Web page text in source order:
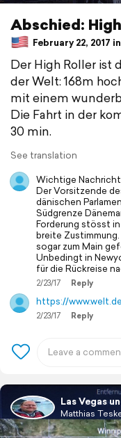
Abschied:
February 22, 2017
Der High Roller ist
der Welt: 168m
mit einem
Die Fahrt in der
30 min.
See translation
Wichtige Nachricht
Der Vorsitzende
dänischen
Südgrenze
Forderung stösst
breite
sogar zum Main
Unbedingt in
für die Rückreise
2/23/17 Reply
https://
2/23/17 Reply
Las Vegas
Matthias